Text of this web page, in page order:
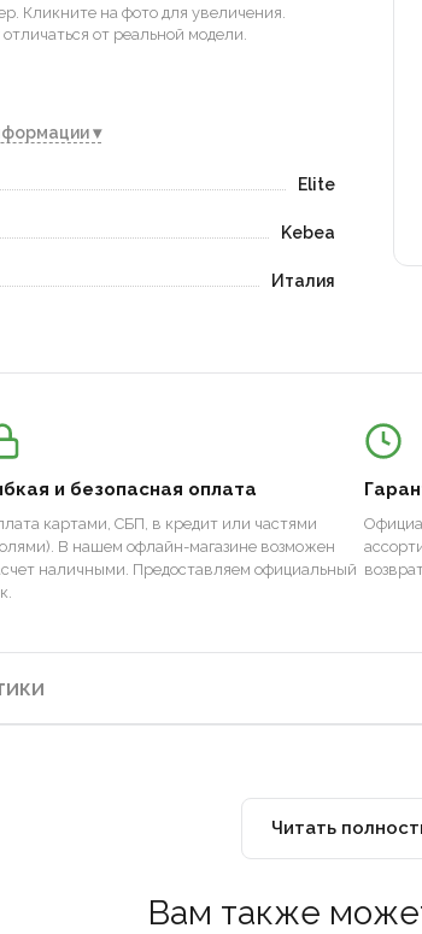
Кликните на фото для увеличения.
от реальной модели.
▾
Elite
Kebea
Италия
и безопасная оплата
картами, СБП, в кредит или частями
В нашем офлайн-магазине возможен
наличными. Предоставляем официальный
Читать
Вам также